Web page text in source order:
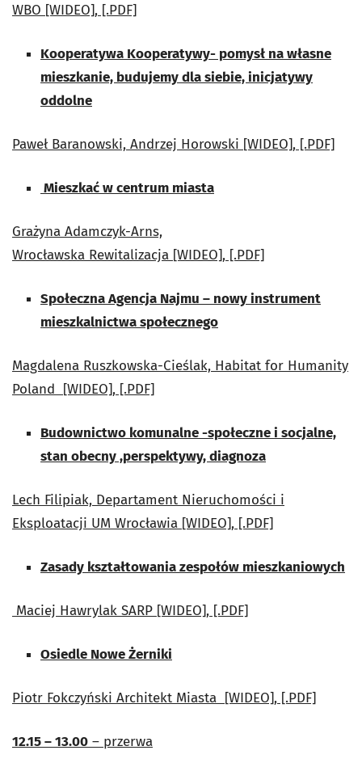
WBO [WIDEO], [.PDF]
Kooperatywa Kooperatywy- pomysł na własne
mieszkanie, budujemy dla siebie, inicjatywy
oddolne
Paweł Baranowski, Andrzej Horowski [WIDEO], [.PDF]
Mieszkać w centrum miasta
Grażyna Adamczyk-Arns,
Wrocławska Rewitalizacja [WIDEO], [.PDF]
Społeczna Agencja Najmu – nowy instrument
mieszkalnictwa społecznego
Magdalena Ruszkowska-Cieślak, Habitat for Humanity
Poland [WIDEO], [.PDF]
Budownictwo komunalne -społeczne i socjalne,
stan obecny ,perspektywy, diagnoza
Lech Filipiak, Departament Nieruchomości i
Eksploatacji UM Wrocławia [WIDEO], [.PDF]
Zasady kształtowania zespołów mieszkaniowych
Maciej Hawrylak SARP [WIDEO], [.PDF]
Osiedle Nowe Żerniki
Piotr Fokczyński Architekt Miasta [WIDEO], [.PDF]
12.15 – 13.00 – przerwa